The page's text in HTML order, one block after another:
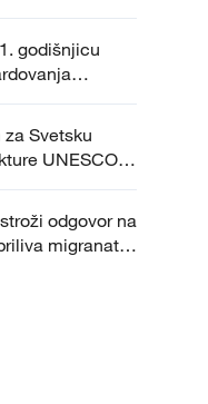
godišnjicu
o nuklearnoj
Svetsku
UNESCO-
odgovor na
migranata